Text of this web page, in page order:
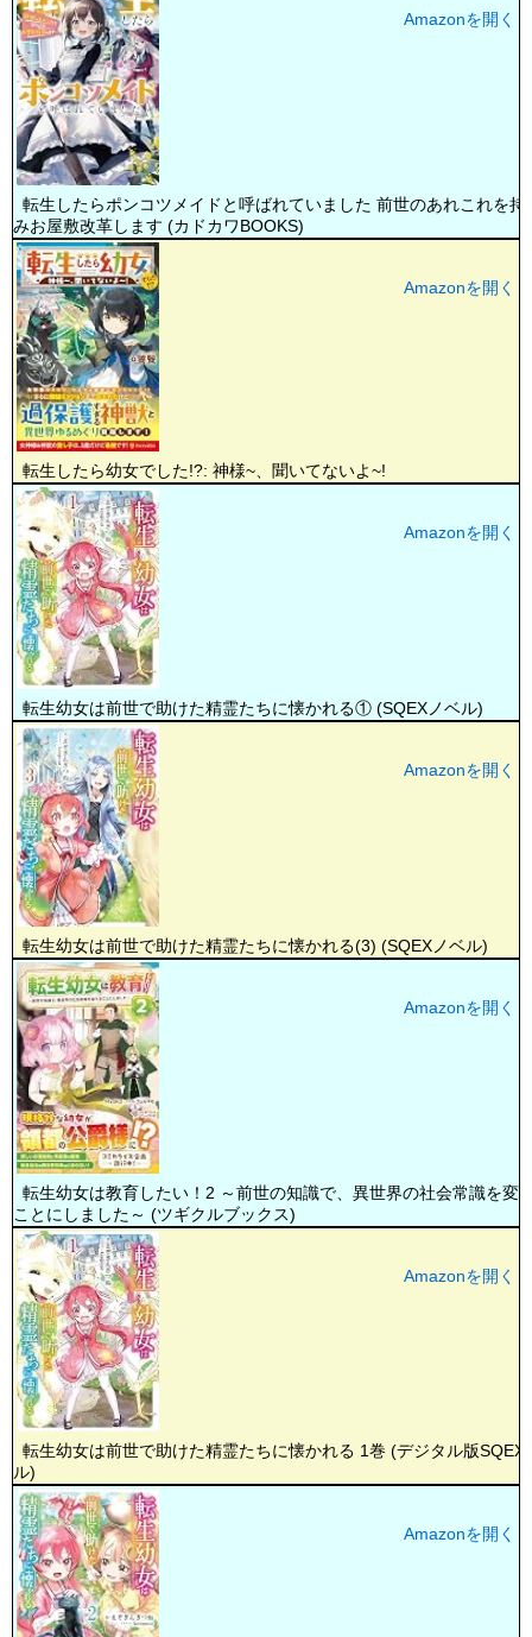
転生したらポンコツメイドと呼ばれていました 前世のあれこれを持
みお屋敷改革します (カドカワBOOKS)
Amazonを開く
転生したら幼女でした!?: 神様~、聞いてないよ~!
Amazonを開く
転生幼女は前世で助けた精霊たちに懐かれる① (SQEXノベル)
Amazonを開く
転生幼女は前世で助けた精霊たちに懐かれる(3) (SQEXノベル)
Amazonを開く
転生幼女は教育したい！2 ～前世の知識で、異世界の社会常識を変
ことにしました～ (ツギクルブックス)
Amazonを開く
転生幼女は前世で助けた精霊たちに懐かれる 1巻 (デジタル版SQEX
ル)
Amazonを開く
Amazonを開く